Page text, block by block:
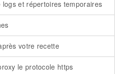
logs et répertoires temporaires
votre recette
le protocole https